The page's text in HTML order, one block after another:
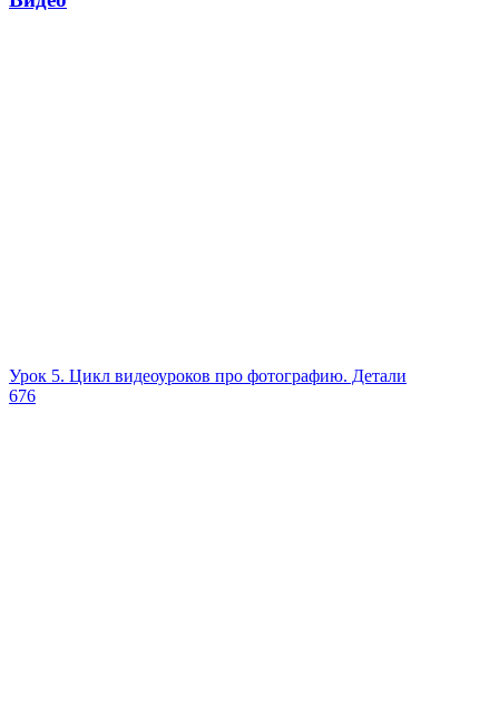
Урок 5. Цикл видеоуроков про фотографию. Детали
676